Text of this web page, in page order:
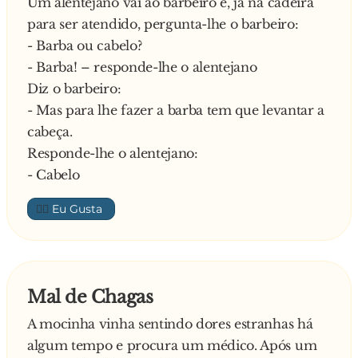
- É… Mas a tua namorada gosta!
António mais uma vez:
- Vai mamar na corneta pah, tenho de me ir
embora. Ah, mas manda um beijo à boazona da
tua irmã, ok?
Responde o carlos:
- Vai-te f*der boi! Não tens pica para ela! Xau
fica bem, abraço!
- Porta-te, abraço!
- “Este c**... não muda…. é um espectác**...!”
para ser atendido, pergunta-lhe o barbeiro:
- Barba ou cabelo?
- Barba! – responde-lhe o alentejano
Diz o barbeiro:
- Mas para lhe fazer a barba tem que levantar a
cabeça.
Responde-lhe o alentejano:
- Cabelo
👍🏼
Mal de Chagas
A mocinha vinha sentindo dores estranhas há
algum tempo e procura um médico. Após um